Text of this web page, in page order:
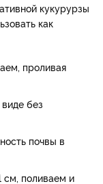
кукурурзы
как
проливая
без
почвы в
см, поливаем и